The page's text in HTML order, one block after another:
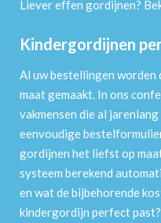
Liever effen gordijnen?
Kindergordijnen
Al uw bestellingen worden
maat gemaakt. In ons
vakmensen die al
eenvoudige
gordijnen het liefst op
systeem berekend
en wat de bijbehorende
kindergordijn perfect